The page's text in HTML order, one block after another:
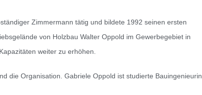
Zimmermann tätig und bildete 1992 seinen ersten
von Holzbau Walter Oppold im Gewerbegebiet in
weiter zu erhöhen.
die Organisation. Gabriele Oppold ist studierte Bauingenieurin.